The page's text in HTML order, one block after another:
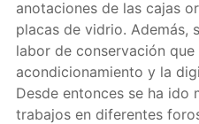
anotaciones de las cajas
placas de vidrio. Además,
labor de conservación
acondicionamiento y la
Desde entonces se ha ido
trabajos en diferentes